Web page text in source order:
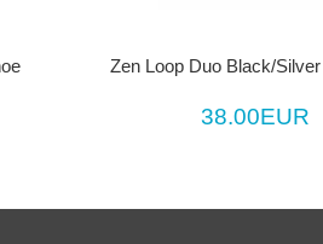
Zen Loop Duo Black/
38.00EUR